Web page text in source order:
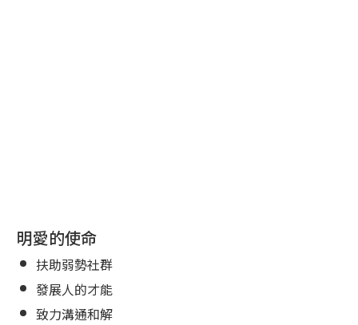
明愛的使命
扶助弱勢社群
發展人的才能
致力溝通和解